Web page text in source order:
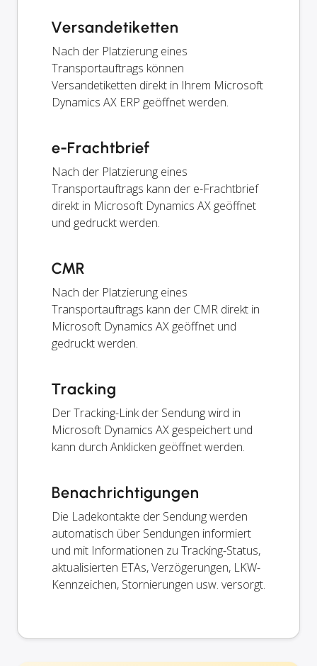
Versandetiketten
Nach der Platzierung eines
Transportauftrags können
Versandetiketten direkt in Ihrem Microsoft
Dynamics AX ERP geöffnet werden.
e-Frachtbrief
Nach der Platzierung eines
Transportauftrags kann der e-Frachtbrief
direkt in Microsoft Dynamics AX geöffnet
und gedruckt werden.
CMR
Nach der Platzierung eines
Transportauftrags kann der CMR direkt in
Microsoft Dynamics AX geöffnet und
gedruckt werden.
Tracking
Der Tracking-Link der Sendung wird in
Microsoft Dynamics AX gespeichert und
kann durch Anklicken geöffnet werden.
Benachrichtigungen
Die Ladekontakte der Sendung werden
automatisch über Sendungen informiert
und mit Informationen zu Tracking-Status,
aktualisierten ETAs, Verzögerungen, LKW-
Kennzeichen, Stornierungen usw. versorgt.